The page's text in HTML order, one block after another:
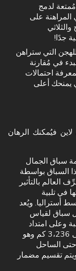
لدمج
المراهنة على
جدًا!
التي ستراهن
في مُقارنة
احتمالات
يمنحك أعلى
فيُمكنك الرهان
سباق الجمال
1988 وتأسس هذا السباق بواسطة
العالم بالتأثير
في تلبية
أستراليا. ويُعد
سباق لقياس
وعلى امتداد
مسافة طويلة. يصل طول مضمار السباق إلى 3،236 كم وهو
الساحل
تقسيم مضمار